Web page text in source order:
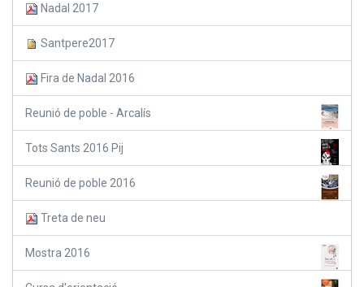
Nadal 2017
Santpere2017
Fira de Nadal 2016
Reunió de poble - Arcalís
Tots Sants 2016 Pij
Reunió de poble 2016
Treta de neu
Mostra 2016